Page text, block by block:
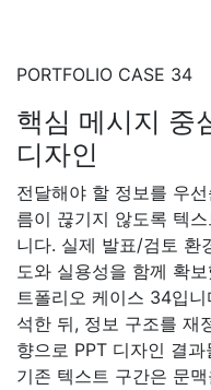
PORTFOLIO CASE 34
핵심 메시지 중
디자인
전달해야 할 정보를 우
름이 끊기지 않도록 텍
니다. 실제 발표/검토 환
도와 실용성을 함께 확
트폴리오 케이스 34입
석한 뒤, 정보 구조를 재
향으로 PPT 디자인 결
기존 텍스트 구간은 문